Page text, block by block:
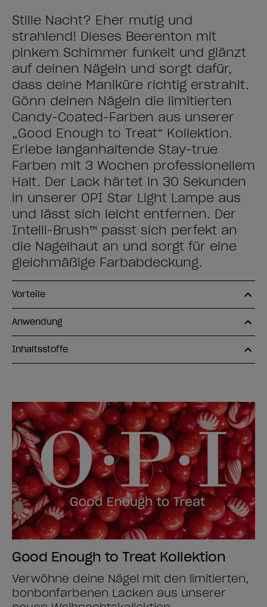
Stille Nacht? Eher mutig und
strahlend! Dieses Beerenton mit
pinkem Schimmer funkelt und glänzt
auf deinen Nägeln und sorgt dafür,
dass deine Maniküre richtig erstrahlt.
Gönn deinen Nägeln die limitierten
Candy-Coated-Farben aus unserer
„Good Enough to Treat“ Kollektion.
Erlebe langanhaltende Stay-true
Farben mit 3 Wochen professionellem
Halt. Der Lack härtet in 30 Sekunden
in unserer OPI Star Light Lampe aus
und lässt sich leicht entfernen. Der
Intelli-Brush™ passt sich perfekt an
die Nagelhaut an und sorgt für eine
gleichmäßige Farbabdeckung.
Vorteile
Anwendung
Inhaltsstoffe
Good Enough to Treat Kollektion
Verwöhne deine Nägel mit den limitierten,
bonbonfarbenen Lacken aus unserer